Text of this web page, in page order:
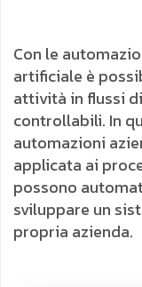
Con le
artificiale è
attività in flussi
controllabili. In
automazioni
applicata ai
possono
sviluppare un
propria azienda.